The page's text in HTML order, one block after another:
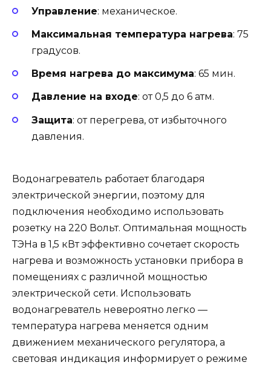
Управление: механическое.
Максимальная температура нагрева: 75
градусов.
Время нагрева до максимума: 65 мин.
Давление на входе: от 0,5 до 6 атм.
Защита: от перегрева, от избыточного
давления.
Водонагреватель работает благодаря
электрической энергии, поэтому для
подключения необходимо использовать
розетку на 220 Вольт. Оптимальная мощность
ТЭНа в 1,5 кВт эффективно сочетает скорость
нагрева и возможность установки прибора в
помещениях с различной мощностью
электрической сети. Использовать
водонагреватель невероятно легко —
температура нагрева меняется одним
движением механического регулятора, а
световая индикация информирует о режиме